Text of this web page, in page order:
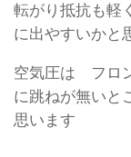
転がり抵抗も軽
に出やすいかと
空気圧は フロ
に跳ねが無いと
思います